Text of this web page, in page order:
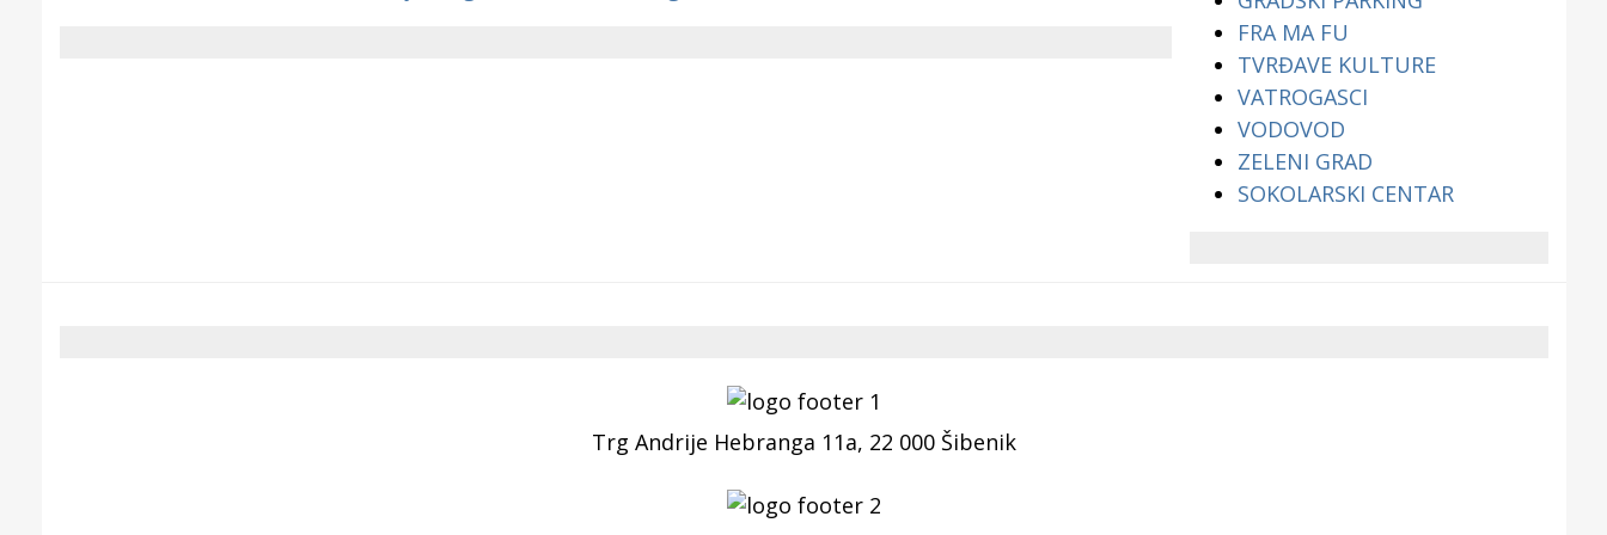
FRA MA FU
TVRĐAVE KULTURE
VATROGASCI
VODOVOD
ZELENI GRAD
SOKOLARSKI CENTAR
Trg Andrije Hebranga 11a, 22 000 Šibenik